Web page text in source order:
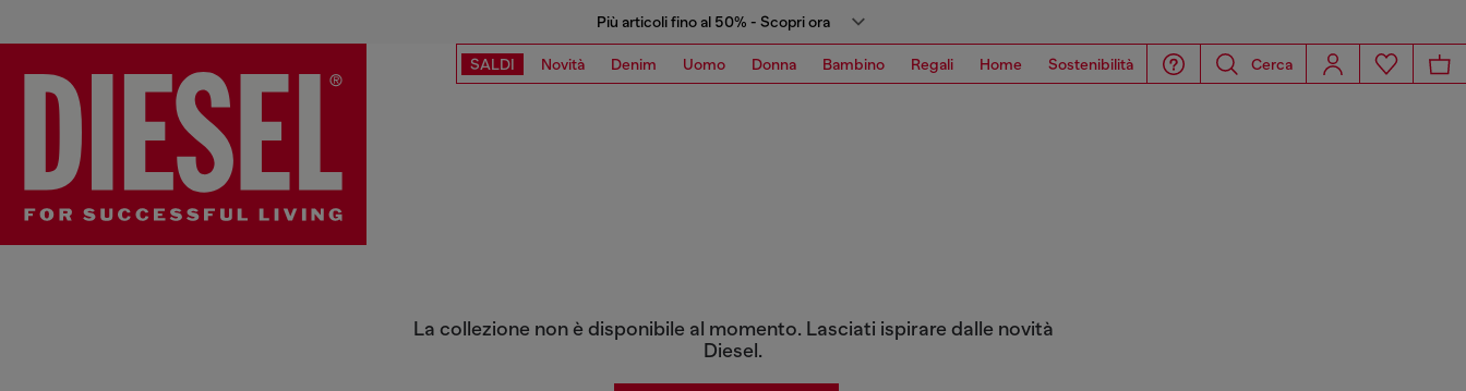
Più articoli fino al 50% - Scopri ora
SALDI Novità Denim Uomo Donna Bambino Regali Home Sostenibilità Cerca
Nuovi Arrivi Jeans Uomo
La collezione non è disponibile al momento. Lasciati ispirare dalle novità
Diesel.